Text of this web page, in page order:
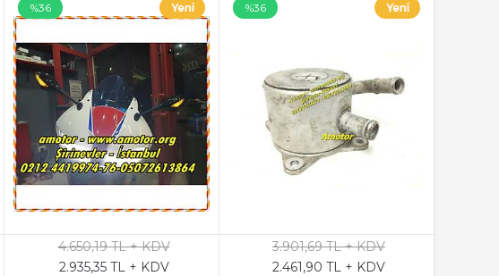
%36
4.650,19 TL + KDV
2.935,35 TL + KDV
%36
3.901,69 TL + KDV
2.461,90 TL + KDV